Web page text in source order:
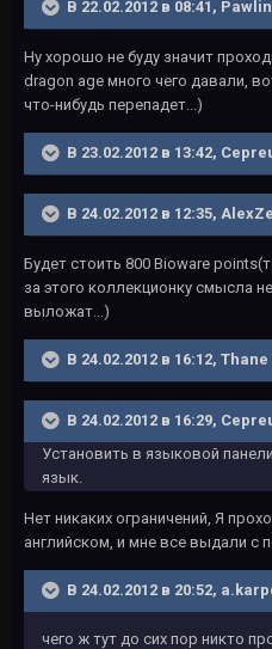
В 22.02.2012 в 08:41,
Ну хорошо не буду значит
dragon age много чего давали,
что-нибудь перепадет...)
В 23.02.2012 в 13:42,
В 24.02.2012 в 12:35,
Будет стоить 800 Bioware
за этого коллекционку смысла
выложат...)
В 24.02.2012 в 16:12,
В 24.02.2012 в 16:29,
Установить в языковой
язык.
Нет никаких ограничений, Я
английском, и мне все выдали с
В 24.02.2012 в 20:52,
чего ж тут до сих пор никто